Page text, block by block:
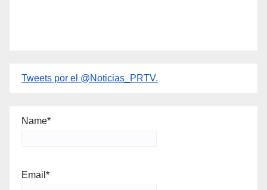
Tweets por el @Noticias_PRTV.
Name*
Email*